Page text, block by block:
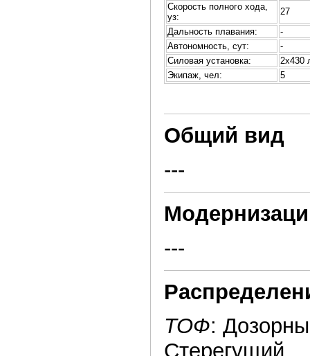
Скорость полного хода,
уз:
27
Дальность плавания:
-
Автономность, сут:
-
Силовая установка:
2х430
Экипаж, чел:
5
Общий вид
---
---
ТОФ:
Стерегущий